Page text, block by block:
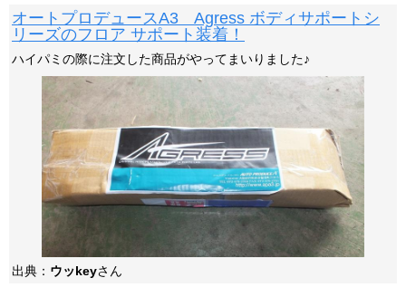
オートプロデュースA3 Agress ボディサポートシ
リーズのフロア サポート装着！
ハイパミの際に注文した商品がやってまいりました♪
出典： ウッkeyさん